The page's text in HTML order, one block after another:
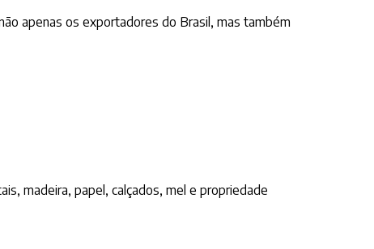
apenas os exportadores do Brasil, mas também
madeira, papel, calçados, mel e propriedade